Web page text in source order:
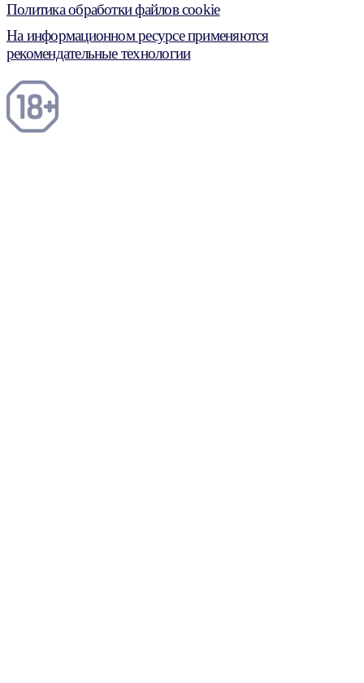
Политика обработки файлов cookie
На информационном ресурсе применяются
рекомендательные технологии